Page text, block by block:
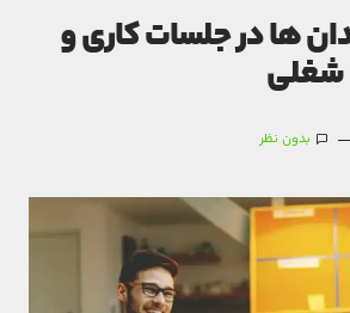
‌ها در جلسات کاری و
شغلی
بدون نظر